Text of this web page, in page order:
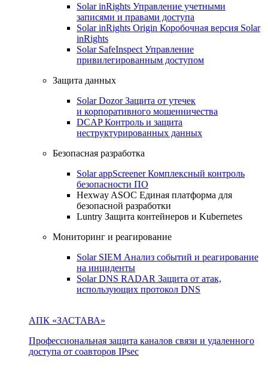
Solar inRights Управление учетными
записями и правами доступа
Solar inRights Origin Коробочная версия Solar
inRights
Solar SafeInspect Управление
привилегированным доступом
Защита данных
Solar DozorЗащита от утечек
и корпоративного мошенничества
DCAPКонтроль и защита
неструктурированных данных
Безопасная разработка
Solar appScreenerКомплексный контроль
безопасности ПО
Hexway ASOC Единая платформа для
безопасной разработки
Luntry Защита контейнеров и Kubernetes
Мониторинг и реагирование
Solar SIEM Анализ событий и реагирование
на инциденты
Solar DNS RADAR Защита от атак,
использующих протокол DNS
АПК «ЗАСТАВА»
Профессиональная защита каналов связи и удаленного
доступа от соавторов IPsec